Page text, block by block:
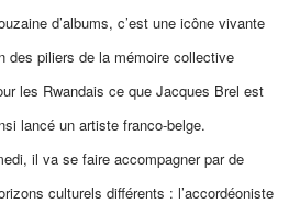
d’albums, c’est une icône vivante
des piliers de la mémoire collective
les Rwandais ce que Jacques Brel est
lancé un artiste franco-belge.
il va se faire accompagner par de
culturels différents : l’accordéoniste